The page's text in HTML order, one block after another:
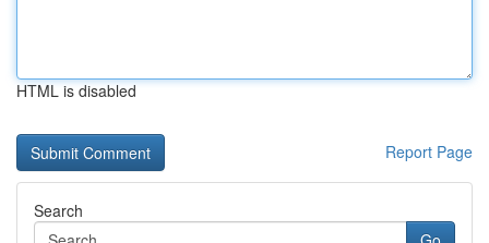
HTML is disabled
Report Page
Search